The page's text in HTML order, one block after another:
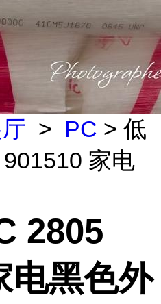
> PC > 低
家电
2805
电黑色外